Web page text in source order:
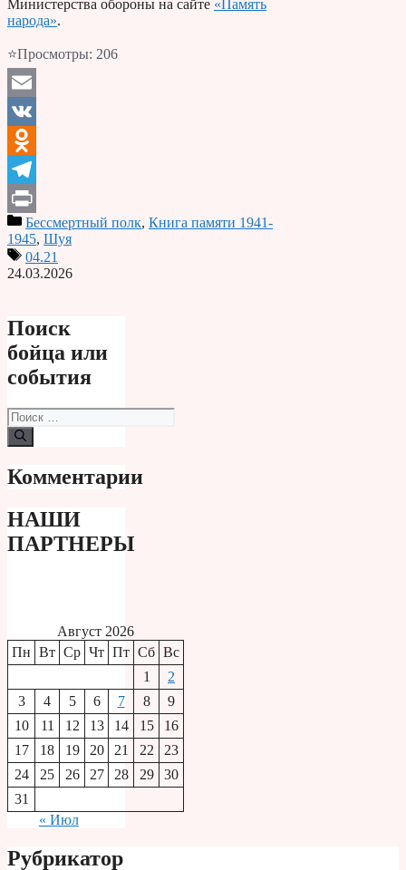
Министерства обороны на сайте «Память
народа».
⭐Просмотры: 206
Email
VK
Odnoklassniki
Telegram
PrintБессмертный полк, Книга памяти 1941-
1945, Шуя
04.21
24.03.2026
Поиск
бойца или
события
Поиск:
Комментарии
НАШИ
ПАРТНЕРЫ
Август 2026
Пн Вт Ср Чт Пт Сб Вс
1
2
3
4 5 6 7 8
9
10
11 12 13 14 15
16
17
18 19 20 21 22
23
24
25 26 27 28 29
30
31
« Июл
Рубрикатор